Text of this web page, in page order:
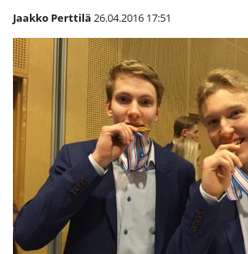
Jaakko Perttilä 26.04.2016 17:51